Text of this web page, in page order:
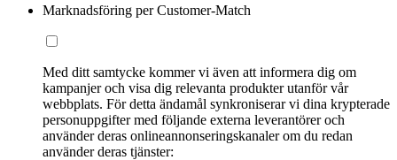
Marknadsföring per Customer-Match
Med ditt samtycke kommer vi även att informera dig om
kampanjer och visa dig relevanta produkter utanför vår
webbplats. För detta ändamål synkroniserar vi dina krypterade
personuppgifter med följande externa leverantörer och
använder deras onlineannonseringskanaler om du redan
använder deras tjänster: